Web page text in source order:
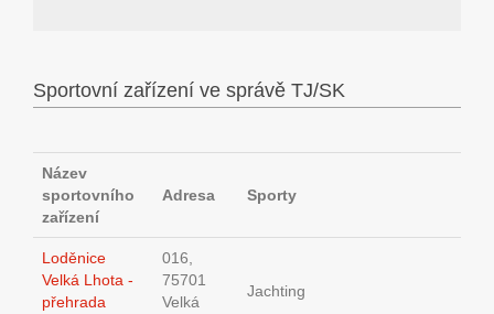
Sportovní zařízení ve správě TJ/SK
Název
sportovního
zařízení
Adresa Sporty
Loděnice
Velká Lhota -
přehrada
016,
75701
Velká
Jachting